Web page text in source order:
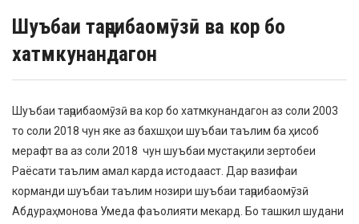
Шуъбаи таҷрибаомӯзӣ ва кор бо
хатмкунандагон
Шуъбаи таҷрибаомӯзӣ ва кор бо хатмкунандагон аз соли 2003
то соли 2018 чун яке аз бахшҳои шуъбаи таълим ба ҳисоб
мерафт ва аз соли 2018 чун шуъбаи мустақили зертобеи
Раёсати таълим амал карда истодааст. Дар вазифаи
корманди шуъбаи таълим нозири шуъбаи таҷрибаомӯзӣ
Абдураҳмонова Умеда фаъолияти мекард. Бо ташкил шудани